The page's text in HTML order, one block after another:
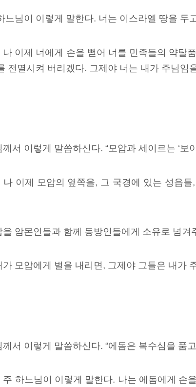
느님이 이렇게 말한다. 너는 이스라엘 땅을
나 이제 너에게 손을 뻗어 너를 민족들의 약탈
전멸시켜 버리겠다. 그제야 너는 내가 주님임
께서 이렇게 말씀하신다. “모압과 세이르는 ‘보
나 이제 모압의 옆쪽을, 그 국경에 있는 성읍들,
을 암몬인들과 함께 동방인들에게 소유로 넘겨
가 모압에게 벌을 내리면, 그제야 그들은 내가
께서 이렇게 말씀하신다. “에돔은 복수심을 품
주 하느님이 이렇게 말한다. 나는 에돔에게 손